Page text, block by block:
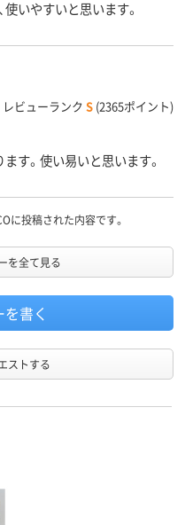
いやすいと思います。
レビューランク S (2365ポイント)
す。使い易いと思います。
に投稿された内容です。
を全て見る
書く
ストする